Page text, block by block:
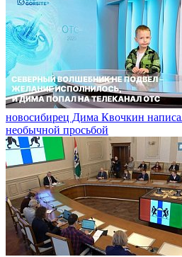
новосибирец Дима Квочкин
необычной просьбой